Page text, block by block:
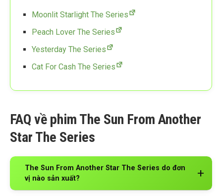
Moonlit Starlight The Series
Peach Lover The Series
Yesterday The Series
Cat For Cash The Series
FAQ về phim The Sun From Another
Star The Series
The Sun From Another Star The Series do đơn
vị nào sản xuất?